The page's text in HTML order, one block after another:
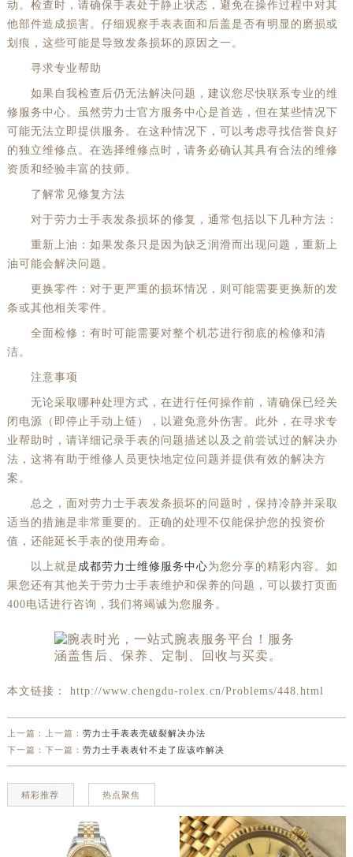
动。检查时，请确保手表处于静止状态，避免在操作过程中对其
他部件造成损害。仔细观察手表表面和后盖是否有明显的磨损或
划痕，这些可能是导致发条损坏的原因之一。
寻求专业帮助
如果自我检查后仍无法解决问题，建议您尽快联系专业的维
修服务中心。虽然劳力士官方服务中心是首选，但在某些情况下
可能无法立即提供服务。在这种情况下，可以考虑寻找信誉良好
的独立维修点。在选择维修点时，请务必确认其具有合法的维修
资质和经验丰富的技师。
了解常见修复方法
对于劳力士手表发条损坏的修复，通常包括以下几种方法：
重新上油：如果发条只是因为缺乏润滑而出现问题，重新上
油可能会解决问题。
更换零件：对于更严重的损坏情况，则可能需要更换新的发
条或其他相关零件。
全面检修：有时可能需要对整个机芯进行彻底的检修和清
洁。
注意事项
无论采取哪种处理方式，在进行任何操作前，请确保已经关
闭电源（即停止手动上链），以避免意外伤害。此外，在寻求专
业帮助时，请详细记录手表的问题描述以及之前尝试过的解决办
法，这将有助于维修人员更快地定位问题并提供有效的解决方
案。
总之，面对劳力士手表发条损坏的问题时，保持冷静并采取
适当的措施是非常重要的。正确的处理不仅能保护您的投资价
值，还能延长手表的使用寿命。
以上就是 成都劳力士维修服务中心为您分享的精彩内容。如
果您还有其他关于劳力士手表维护和保养的问题，可以拨打页面
400电话进行咨询，我们将竭诚为您服务。
本文链接： http://www.chengdu-rolex.cn/Problems/448.html
上一篇：上一篇： 劳力士手表表壳破裂解决办法
下一篇：下一篇： 劳力士手表表针不走了应该咋解决
精彩推荐 热点聚焦